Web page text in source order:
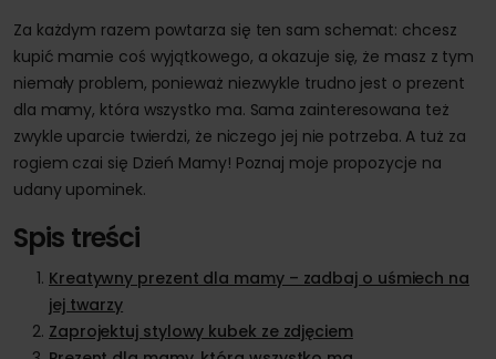
Za każdym razem powtarza się ten sam schemat: chcesz
kupić mamie coś wyjątkowego, a okazuje się, że masz z tym
niemały problem, ponieważ niezwykle trudno jest o prezent
dla mamy, która wszystko ma. Sama zainteresowana też
zwykle uparcie twierdzi, że niczego jej nie potrzeba. A tuż za
rogiem czai się Dzień Mamy! Poznaj moje propozycje na
udany upominek.
Spis treści
Kreatywny prezent dla mamy – zadbaj o uśmiech na
jej twarzy
Zaprojektuj stylowy kubek ze zdjęciem